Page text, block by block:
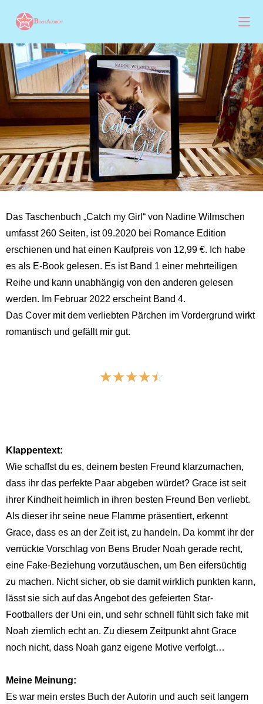
Das Taschenbuch „Catch my Girl“ von Nadine Wilmschen
umfasst 260 Seiten, ist 09.2020 bei Romance Edition
erschienen und hat einen Kaufpreis von 12,99 €. Ich habe
es als E-Book gelesen. Es ist Band 1 einer mehrteiligen
Reihe und kann unabhängig von den anderen gelesen
werden. Im Februar 2022 erscheint Band 4.
Das Cover mit dem verliebten Pärchen im Vordergrund wirkt
romantisch und gefällt mir gut.
☆☆☆☆☆
Klappentext:
Wie schaffst du es, deinem besten Freund klarzumachen,
dass ihr das perfekte Paar abgeben würdet? Grace ist seit
ihrer Kindheit heimlich in ihren besten Freund Ben verliebt.
Als dieser ihr seine neue Flamme präsentiert, erkennt
Grace, dass es an der Zeit ist, zu handeln. Da kommt ihr der
verrückte Vorschlag von Bens Bruder Noah gerade recht,
eine Fake-Beziehung vorzutäuschen, um Ben eifersüchtig
zu machen. Nicht sicher, ob sie damit wirklich punkten kann,
lässt sie sich auf das Angebot des gefeierten Star-
Footballers der Uni ein, und sehr schnell fühlt sich fake mit
Noah ziemlich echt an. Zu diesem Zeitpunkt ahnt Grace
noch nicht, dass Noah ganz eigene Motive verfolgt…
Meine Meinung:
Es war mein erstes Buch der Autorin und auch seit langem